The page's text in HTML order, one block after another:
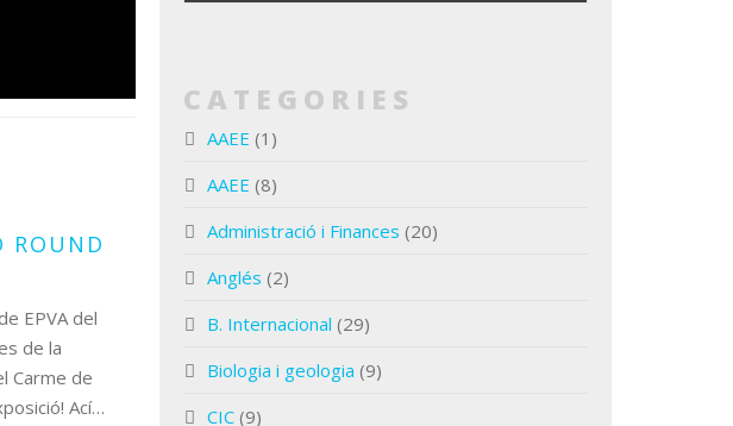
ROUND
EPVA del
de la
Carme de
Ací…
CATEGORIES
AAEE (1)
AAEE (8)
Administració i Finances (20)
Anglés (2)
B. Internacional (29)
Biologia i geologia (9)
CIC (9)